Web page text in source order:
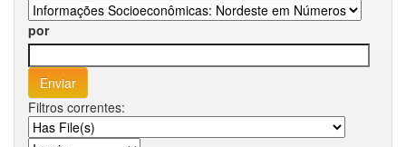
por
Filtros correntes: